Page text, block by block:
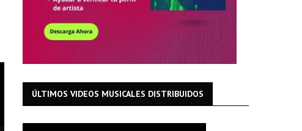
ÚLTIMOS VIDEOS MUSICALES DISTRIBUIDOS